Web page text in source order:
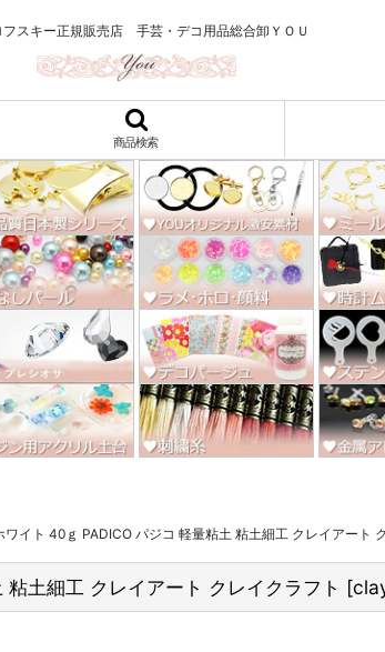
フスキー正規販売店 手芸・デコ用品総合卸ＹＯＵ
商品検索
イト 40ｇ PADICO パジコ 軽量粘土 粘土細工 クレイアート
土細工 クレイアート クレイクラフト [